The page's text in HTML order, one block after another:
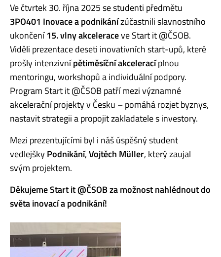
Ve čtvrtek 30. října 2025 se studenti předmětu
3PO401 Inovace a podnikánízúčastnili slavnostního
ukončení15. vlny akceleraceve Start it @ČSOB.
Viděli prezentace deseti inovativních start-upů, které
prošly intenzivnípětiměsíční akceleracíplnou
mentoringu, workshopů a individuální podpory.
Program Start it @ČSOB patří mezi významné
akcelerační projekty v Česku – pomáhá rozjet byznys,
nastavit strategii a propojit zakladatele s investory.
Mezi prezentujícími byl i náš úspěšný student
vedlejškyPodnikání,Vojtěch Müller, který zaujal
svým projektem.
Děkujeme Start it @ČSOB za možnost nahlédnout do
světa inovací a podnikání!